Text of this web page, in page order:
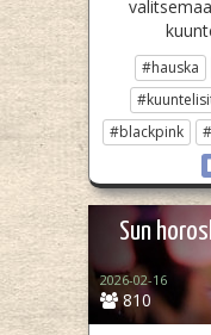
#hauska
#blackpink
Sun
810
2026-02-16